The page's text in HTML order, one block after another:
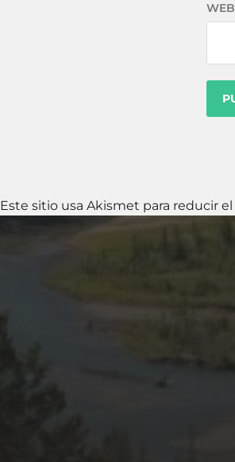
WEB
Este sitio usa Akismet para reducir